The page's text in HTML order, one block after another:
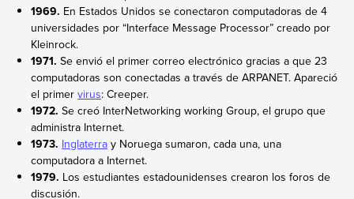
1969. En Estados Unidos se conectaron computadoras de 4
universidades por “Interface Message Processor” creado por
Kleinrock.
1971. Se envió el primer correo electrónico gracias a que 23
computadoras son conectadas a través de ARPANET. Apareció
el primervirus: Creeper.
1972. Se creó InterNetworking working Group, el grupo que
administra Internet.
1973. Inglaterra y Noruega sumaron, cada una, una
computadora a Internet.
1979. Los estudiantes estadounidenses crearon los foros de
discusión.